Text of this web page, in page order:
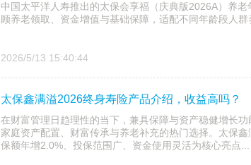
中国太平洋人寿推出的太保会享福（庆典版2026A）养
顾养老领取、资金增值与基础保障，适配不同年龄段人群
2026/5/13 15:40:44
太保鑫满溢2026终身寿险产品介绍，收益高吗？
在财富管理日趋理性的当下，兼具保障与资产稳健增长
家庭资产配置、财富传承与养老补充的热门选择。太保
保额年增2.0%、投保范围广、资金使用灵活为核心亮点...